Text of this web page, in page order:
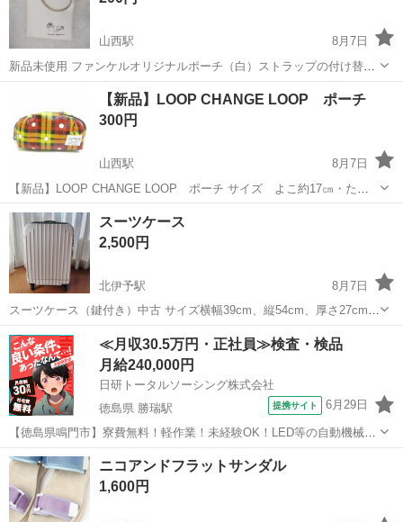
山西駅
8月7日
新品未使用 ファンケルオリジナルポーチ（白）ストラップの付け替え
可能 縦１７．５㎝横１４．５㎝ 別府のセブンスターに取りに来てくれ
る方、よろしくお願い致します。 ※一般家庭の自宅管理の為、神経質
の方はご遠慮下さい...
山西駅
【新品】LOOP CHANGE LOOP ポーチ
300円
山西駅
8月7日
【新品】LOOP CHANGE LOOP ポーチ サイズ よこ約17㎝・たて
約10cm・まち約7㎝ 別府のセブンスターに取りに来てくれる方、よろ
しくお願い致します。 ※一般家庭の自宅管理の為、神経質の方はご遠
慮...
愛媛 松山市
スーツケース
2,500円
北伊予駅
8月7日
スーツケース（鍵付き）中古 サイズ横幅39cm、縦54cm、厚さ27cm
中古品なので多少の細かい傷あり 滑車のゴム無しリムのみ（走行には
問題無し）写真⑤ 中見は至って綺麗で、大容量！
愛媛 伊予郡 北伊予駅 バッグ
≪月収30.5万円・正社員≫検査・検品
月給240,000円
日研トータルソーシング株式会社
徳島県 勝瑞駅
提携サイト 6月29日
【徳島県鳴門市】寮費無料！軽作業！未経験OK！LED等の自動機械加
工・検査・梱包・データ入力《お仕事No.NS0560》 お仕事について ス
マートフォンやパソコン、車などに使われるLED等の電子部品の製造
とそれに付帯する作...
徳島 鳴門市 勝瑞駅 その他
ニコアンドフラットサンダル
1,600円